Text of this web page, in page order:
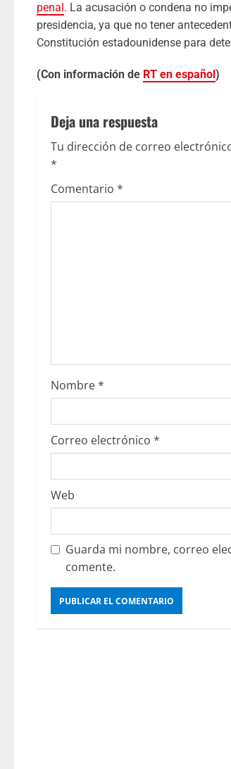
penal . La acusación o condena no
presidencia, ya que no tener
Constitución estadounidense para
(Con información de RT en español )
Deja una respuesta
Tu dirección de correo
*
Comentario *
Nombre*
Correo electrónico *
Web
Guarda mi nombre, correo
comente.